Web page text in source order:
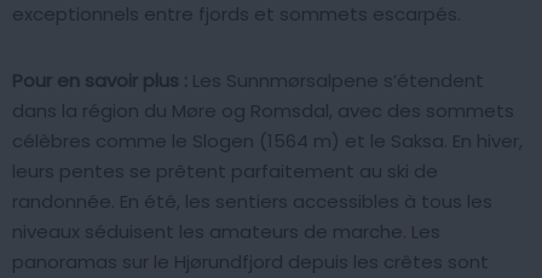
exceptionnels entre fjords et sommets escarpés.
Pour en savoir plus : Les Sunnmørsalpene s’étendent
dans la région du Møre og Romsdal, avec des sommets
célèbres comme le Slogen (1564 m) et le Saksa. En hiver,
leurs pentes se prêtent parfaitement au ski de
randonnée. En été, les sentiers accessibles à tous les
niveaux séduisent les amateurs de marche. Les
panoramas sur le Hjørundfjord depuis les crêtes sont